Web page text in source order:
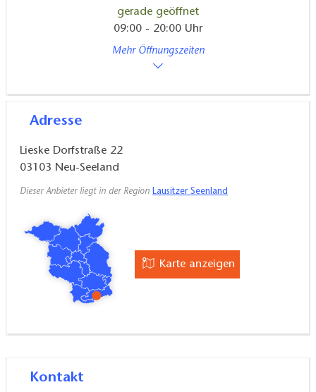
gerade geöffnet
09:00 - 20:00 Uhr
Mehr Öffnungszeiten
Adresse
Lieske Dorfstraße 22
03103 Neu-Seeland
Dieser Anbieter liegt in der Region Lausitzer Seenland
Karte anzeigen
Kontakt